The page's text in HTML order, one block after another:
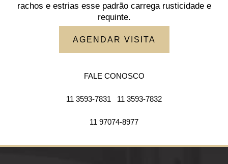
rachos e estrias esse padrão carrega rusticidade e
requinte.
AGENDAR VISITA
FALE CONOSCO
11 3593-7831 11 3593-7832
11 97074-8977